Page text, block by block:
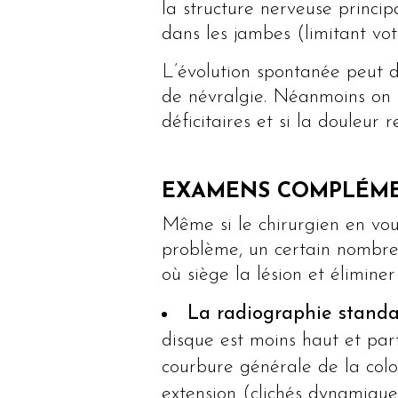
la structure nerveuse
dans les jambes (limitant
L’évolution spontanée peut
de névralgie. Néanmoins on
déficitaires et si la douleur
EXAMENS
Même si le chirurgien en
problème, un certain
où siège la lésion et
La radiographie
disque est moins haut et
courbure générale de la